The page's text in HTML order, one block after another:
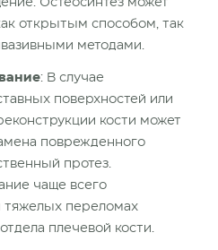
Остеосинтез может
открытым способом, так
методами.
: В случае
поверхностей или
кости может
поврежденного
протез.
чаще всего
тяжелых переломах
плечевой кости.